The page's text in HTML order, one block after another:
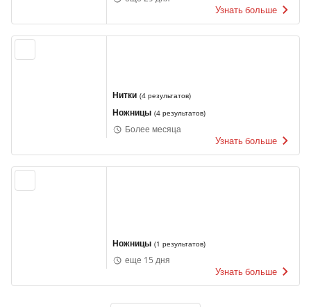
Узнать больше
Нитки (4 результатов)
Ножницы (4 результатов)
Более месяца
Узнать больше
Ножницы (1 результатов)
еще 15 дня
Узнать больше